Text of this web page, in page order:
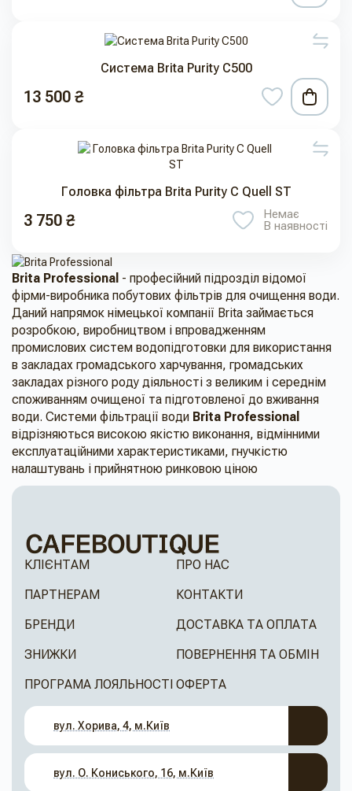
Система Brita Purity C500
13 500 ₴
Головка фільтра Brita Purity C Quell ST
3 750 ₴
Немає
В наявності
Brita Professional - професійний підрозділ відомої
фірми-виробника побутових фільтрів для очищення води.
Даний напрямок німецької компанії Brita займається
розробкою, виробництвом і впровадженням
промислових систем водопідготовки для використання
в закладах громадського харчування, громадських
закладах різного роду діяльності з великим і середнім
споживанням очищеної та підготовленої до вживання
води. Системи фільтрації води Brita Professional
відрізняються високою якістю виконання, відмінними
експлуатаційними характеристиками, гнучкістю
налаштувань і прийнятною ринковою ціною
КЛІЄНТАМ
ПАРТНЕРАМ
БРЕНДИ
ЗНИЖКИ
ПРОГРАМА ЛОЯЛЬНОСТІ
ПРО НАС
КОНТАКТИ
ДОСТАВКА ТА ОПЛАТА
ПОВЕРНЕННЯ ТА ОБМІН
ОФЕРТА
вул. Хорива, 4, м.Київ
вул. О. Кониського, 16, м.Київ